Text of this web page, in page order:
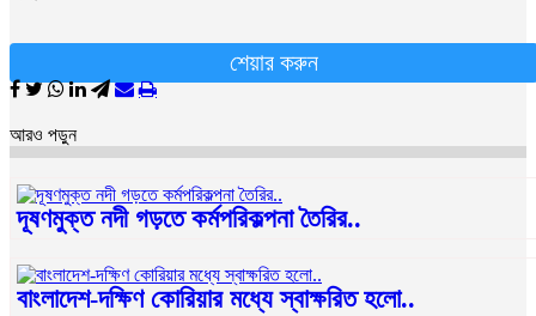
শেয়ার করুন
আরও পড়ুন
দূষণমুক্ত নদী গড়তে কর্মপরিকল্পনা তৈরির..
বাংলাদেশ-দক্ষিণ কোরিয়ার মধ্যে স্বাক্ষরিত হলো..